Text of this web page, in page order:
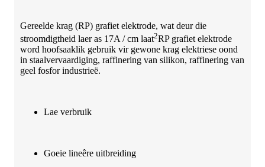
Gereelde krag (RP) grafiet elektrode, wat deur die
stroomdigtheid laer as 17A / cm laat2RP grafiet elektrode
word hoofsaaklik gebruik vir gewone krag elektriese oond
in staalvervaardiging, raffinering van silikon, raffinering van
geel fosfor industrieë.
Lae verbruik
Goeie lineêre uitbreiding